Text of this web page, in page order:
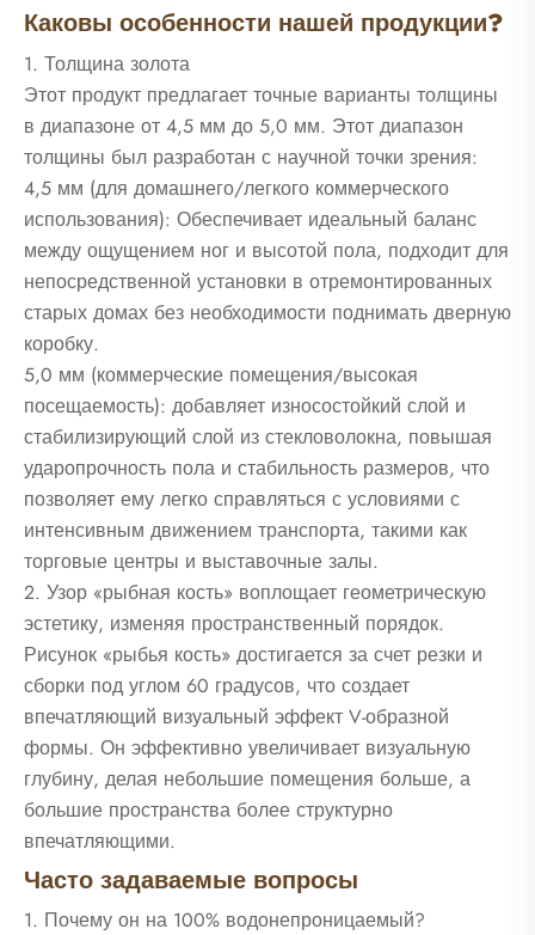
Каковы особенности нашей продукции?
1. Толщина золота
Этот продукт предлагает точные варианты толщины
в диапазоне от 4,5 мм до 5,0 мм. Этот диапазон
толщины был разработан с научной точки зрения:
4,5 мм (для домашнего/легкого коммерческого
использования): Обеспечивает идеальный баланс
между ощущением ног и высотой пола, подходит для
непосредственной установки в отремонтированных
старых домах без необходимости поднимать дверную
коробку.
5,0 мм (коммерческие помещения/высокая
посещаемость): добавляет износостойкий слой и
стабилизирующий слой из стекловолокна, повышая
ударопрочность пола и стабильность размеров, что
позволяет ему легко справляться с условиями с
интенсивным движением транспорта, такими как
торговые центры и выставочные залы.
2. Узор «рыбная кость» воплощает геометрическую
эстетику, изменяя пространственный порядок.
Рисунок «рыбья кость» достигается за счет резки и
сборки под углом 60 градусов, что создает
впечатляющий визуальный эффект V-образной
формы. Он эффективно увеличивает визуальную
глубину, делая небольшие помещения больше, а
большие пространства более структурно
впечатляющими.
Часто задаваемые вопросы
1. Почему он на 100% водонепроницаемый?